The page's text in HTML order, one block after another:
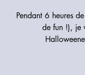
Pendant 6 heures
de fun !), je